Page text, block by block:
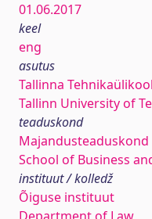
01.06.2017
keel
eng
asutus
Tallinna Tehnikaülikool
Tallinn University of
teaduskond
Majandusteaduskond
School of Business
instituut / kolledž
Õiguse instituut